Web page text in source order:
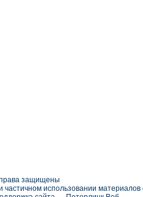
защищены
частичном использовании